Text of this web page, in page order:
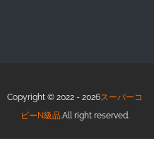
Copyright © 2022 - 2026スーパーコ
ピーN級品 .All right reserved.